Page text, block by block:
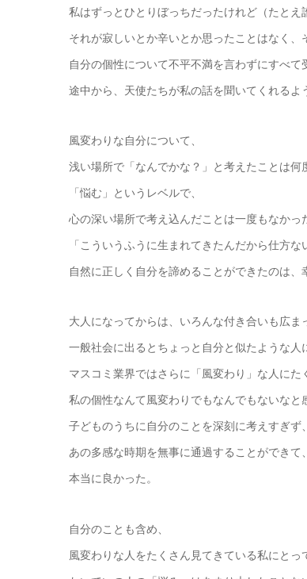
私はずっとひとりぼっちだったけれど（たとえ
それが寂しいとか辛いとか思ったことはなく、
自分の個性について不平不満を言わずにすべて
途中から、天使たちが私の話を聞いてくれるよ
風変わりな自分について、
浅い場所で「なんでかな？」と考えたことは何
「悩む」というレベルで、
心の深い場所で考え込んだことは一度もなかっ
「こういうふうに生まれてきたんだから仕方な
自然に正しく自分を諦めることができたのは、
大人になってからは、いろんな付き合いも広ま
一般社会に出るとちょっと自分と似たような人
マスコミ業界ではさらに「風変わり」な人にた
私の個性なんて風変わりでもなんでもないなと
子どものうちに自分のことを深刻に考えすぎず、
あの多感な時期を無事に通過することができて、
本当に良かった。
自分のことも含め、
風変わりな人をたくさん見てきている私にとっ